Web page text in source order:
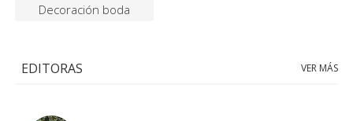
Decoración boda
EDITORAS VER MÁS